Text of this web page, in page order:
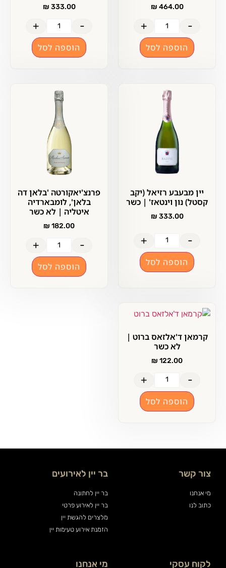
₪ 464.00
-
+
הוספה לסל
₪ 333.00
-
+
הוספה לסל
יין מבעבע רזיאל (יקב
קסטל) נון וינטאז' | כשר
₪ 333.00
-
+
הוספה לסל
פרנצ'יאקורטה 'בלאן דה
בלאן', לומבארדיה
איטליה | לא כשר
₪ 182.00
-
+
הוספה לסל
קרמאן ד'אלזאס ברוט |
לא כשר
₪ 122.00
-
+
הוספה לסל
צור קשר
מי אנחנו
כתוב לנו
בר יין לאירועים
בר יין לחתונה
בר יין לאירוע פרטי
מלצרים להגשת יין
הזמנת אירוע טעימות יין
לקוח עסקי מי אנחנו